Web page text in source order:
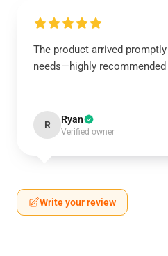
The product arrived
needs—highly
R Ryan
Verified owner
Write your review